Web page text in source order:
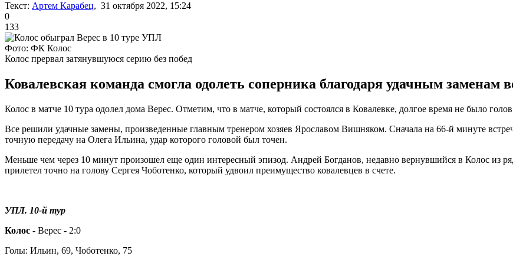
Текст: Артем Карабец, 31 октября 2022, 15:24
0
133
Фото: ФК Колос
Колос прервал затянувшуюся серию без побед
Ковалевская команда смогла одолеть соперника благодаря удачным заменам
Колос в матче 10 тура одолел дома Верес. Отметим, что в матче, который состоялся в Ковалевке, долгое время не было
Все решили удачные замены, произведенные главным тренером хозяев Ярославом Вишняком. Сначала на 66-й минуте
точную передачу на Олега Ильина, удар которого головой был точен.
Меньше чем через 10 минут произошел еще один интересный эпизод. Андрей Богданов, недавно вернувшийся в Колос из
прилетел точно на голову Сергея Чоботенко, который удвоил преимущество ковалевцев в счете.
УПЛ. 10-й тур
Колос - Верес - 2:0
Голы: Ильин, 69, Чоботенко, 75